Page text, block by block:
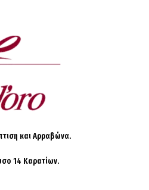
και Αρραβώνα.
14 Καρατίων.